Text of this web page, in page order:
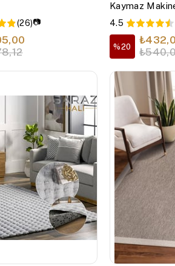
(26)📷
Kaymaz
Salon Koridor
Bej
4.5
%20